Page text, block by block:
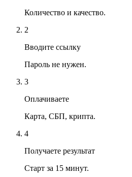
Количество и качество.
2
Вводите ссылку
Пароль не нужен.
3
Оплачиваете
Карта, СБП, крипта.
4
Получаете результат
Старт за 15 минут.